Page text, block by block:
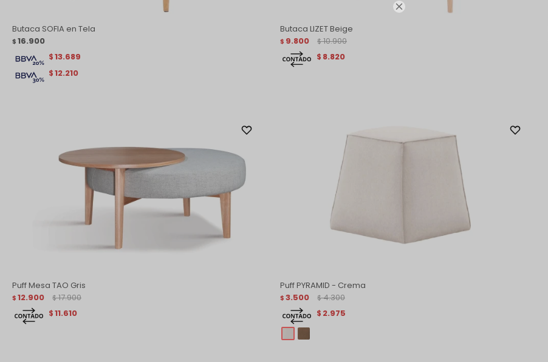

Butaca SOFIA en Tela
$ 16.900
$12.210
$13.689
Butaca LIZET Beige
$ 9.800 $ 10.900
$ 8.820
Puff Mesa TAO Gris
$ 12.900 $ 17.900
$11.610
Puff PYRAMID - Crema
$ 3.500 $ 4.300
$ 2.975